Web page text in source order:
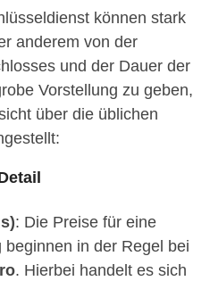
können stark
anderem von der
und der Dauer der
Vorstellung zu geben,
über die üblichen
: Die Preise für eine
in der Regel bei
. Hierbei handelt es sich